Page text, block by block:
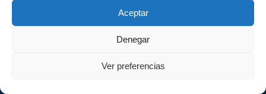
Aceptar
Denegar
Ver preferencias
Política de cookies
Copyright © 2019El Justicia de Aragón|
Sephor Consulting